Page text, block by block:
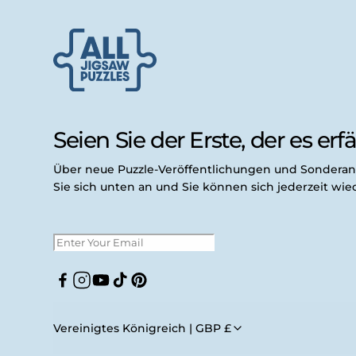
Seien Sie der Erste, der es
Über neue Puzzle-Veröffentlichungen und
Sie sich unten an und Sie können sich jederzeit
Facebook
Instagram
YouTube
TikTokPinterest
Vereinigtes Königreich | GBP £